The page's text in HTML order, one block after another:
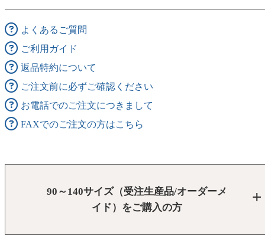
よくあるご質問
ご利用ガイド
返品特約について
ご注文前に必ずご確認ください
お電話でのご注文につきまして
FAXでのご注文の方はこちら
90～140サイズ（受注生産品/オーダーメ
イド）をご購入の方